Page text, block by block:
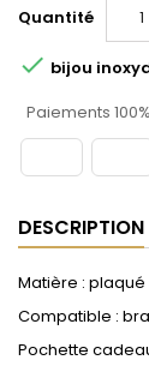
Quantité
 bijou
Paiements
DESCRIPTION
Matière : plaqué
Compatible :
Pochette